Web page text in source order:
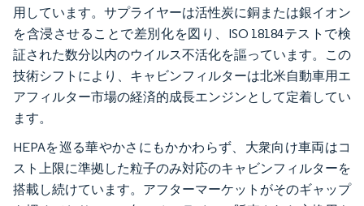
用しています。サプライヤーは活性炭に銅または銀イオン
を含浸させることで差別化を図り、ISO 18184テストで検
証された数分以内のウイルス不活化を謳っています。この
技術シフトにより、キャビンフィルターは北米自動車用エ
アフィルター市場の経済的成長エンジンとして定着してい
ます。
HEPAを巡る華やかさにもかかわらず、大衆向け車両はコ
スト上限に準拠した粒子のみ対応のキャビンフィルターを
搭載し続けています。アフターマーケットがそのギャップ